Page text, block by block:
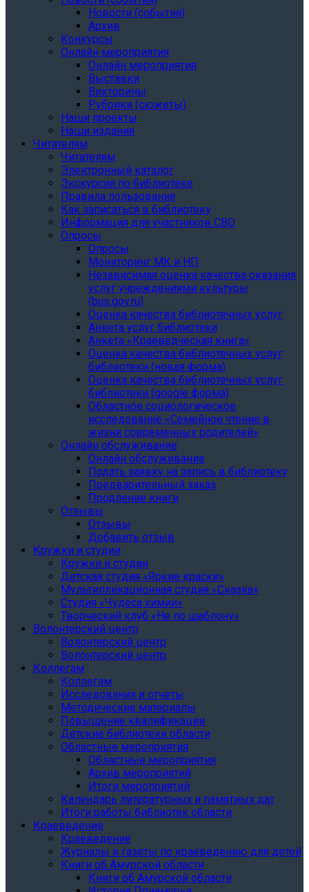
Новости (события)
Архив
Конкурсы
Онлайн мероприятия
Онлайн мероприятия
Выставки
Викторины
Рубрики (сюжеты)
Наши проекты
Наши издания
Читателям
Читателям
Электронный каталог
Экскурсия по библиотеке
Правила пользования
Как записаться в библиотеку
Информация для участников СВО
Опросы
Опросы
Мониторинг МК и НП
Независимая оценка качества оказания
услуг учреждениями культуры
(bus.gov.ru)
Оценка качества библиотечных услуг
Анкета услуг библиотеки
Анкета «Краеведческая книга»
Oценка качества библиотечных услуг
библиотеки (новая форма)
Oценка качества библиотечных услуг
библиотеки (google форма)
Областное социологическое
исследование «Семейное чтение в
жизни современных родителей»
Онлайн обслуживание
Онлайн обслуживание
Подать заявку на запись в библиотеку
Предварительный заказ
Продление книги
Отзывы
Отзывы
Добавить отзыв
Кружки и студии
Кружки и студии
Детская студия «Яркие краски»
Мультипликационная студия «Сказка»
Студия «Чудеса химии»
Творческий клуб «Не по шаблону»
Волонтерский центр
Волонтерский центр
Волонтерский центр
Коллегам
Коллегам
Исследования и отчеты
Методические материалы
Повышение квалификации
Детские библиотеки области
Областные мероприятия
Областные мероприятия
Архив мероприятий
Итоги мероприятий
Календарь литературных и памятных дат
Итоги работы библиотек области
Краеведение
Краеведение
Журналы и газеты по краеведению для детей
Книги об Амурской области
Книги об Амурской области